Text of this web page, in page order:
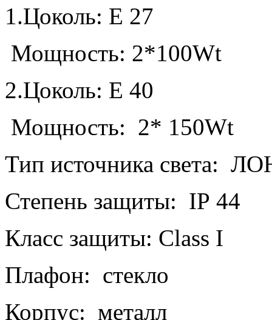
1.Цоколь: E 27
Мощность: 2*100Wt
2.Цоколь: E 40
Мощность: 2* 150Wt
Тип источника света:
Степень защиты: IP 44
Класс защиты: Class I
Плафон: стекло
Корпус: металл